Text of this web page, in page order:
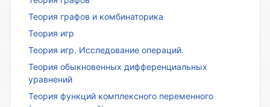
Теория графов и комбинаторика
Теория игр
Теория игр. Исследование операций.
Теория обыкновенных дифференциальных
уравнений
Теория функций комплексного переменного